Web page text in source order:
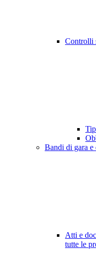
Controlli
Bandi di gara e
Atti e
tutte le